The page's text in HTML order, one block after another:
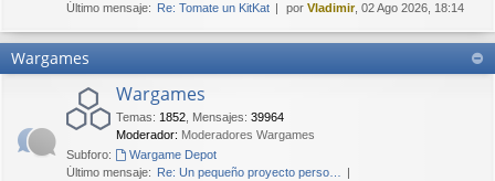
Último mensaje: Re: Tomate un KitKat por Vladimir, 02 Ago 2026, 18:14
Wargames
Wargames
Temas: 1852 Mensajes: 39964
Moderador: Moderadores Wargames
Subforo:
Wargame Depot
Último mensaje: Re: Un pequeño proyecto perso…